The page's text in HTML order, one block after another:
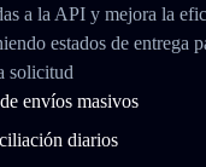
a la API y mejora la
estados de entrega
solicitud
envíos masivos
diarios